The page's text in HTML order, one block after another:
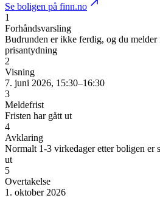
Se boligen på finn.no
1
Forhåndsvarsling
Budrunden er ikke ferdig, og du melder
prisantydning
2
Visning
7. juni 2026, 15:30–16:30
3
Meldefrist
Fristen har gått ut
4
Avklaring
Normalt 1-3 virkedager etter boligen er
ut
5
Overtakelse
1. oktober 2026